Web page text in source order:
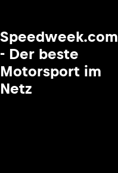
Speedweek.com
- Der beste
Motorsport im
Netz